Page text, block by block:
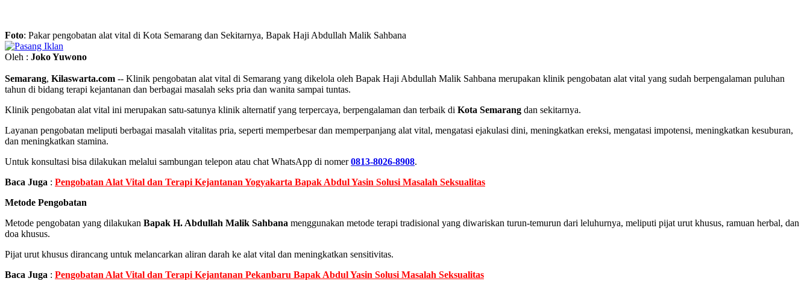
Foto: Pakar pengobatan alat vital di Kota Semarang dan Sekitarnya, Bapak Haji Abdullah Malik Sahbana
Oleh : Joko Yuwono
Semarang, Kilaswarta.com -- Klinik pengobatan alat vital di Semarang yang dikelola oleh Bapak Haji Abdullah Malik Sahbana merupakan klinik pengobatan alat vital yang sudah berpengalaman puluhan
tahun di bidang terapi kejantanan dan berbagai masalah seks pria dan wanita sampai tuntas.
Klinik pengobatan alat vital ini merupakan satu-satunya klinik alternatif yang terpercaya, berpengalaman dan terbaik di Kota Semarang dan sekitarnya.
Layanan pengobatan meliputi berbagai masalah vitalitas pria, seperti memperbesar dan memperpanjang alat vital, mengatasi ejakulasi dini, meningkatkan ereksi, mengatasi impotensi, meningkatkan kesuburan,
dan meningkatkan stamina.
Untuk konsultasi bisa dilakukan melalui sambungan telepon atau chat WhatsApp di nomer0813-8026-8908.
Baca Juga : Pengobatan Alat Vital dan Terapi Kejantanan Yogyakarta Bapak Abdul Yasin Solusi Masalah Seksualitas
Metode Pengobatan
Metode pengobatan yang dilakukan Bapak H. Abdullah Malik Sahbana menggunakan metode terapi tradisional yang diwariskan turun-temurun dari leluhurnya, meliputi pijat urut khusus, ramuan herbal, dan
doa khusus.
Pijat urut khusus dirancang untuk melancarkan aliran darah ke alat vital dan meningkatkan sensitivitas.
Baca Juga : Pengobatan Alat Vital dan Terapi Kejantanan Pekanbaru Bapak Abdul Yasin Solusi Masalah Seksualitas